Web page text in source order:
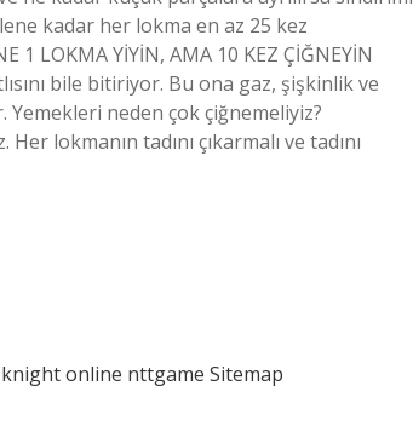
kadar her lokma en az 25 kez
1 LOKMA YİYİN, AMA 10 KEZ ÇİĞNEYİN
bile bitiriyor. Bu ona gaz, şişkinlik ve
Yemekleri neden çok çiğnemeliyiz?
lokmanın tadını çıkarmalı ve tadını
knight online nttgame Sitemap